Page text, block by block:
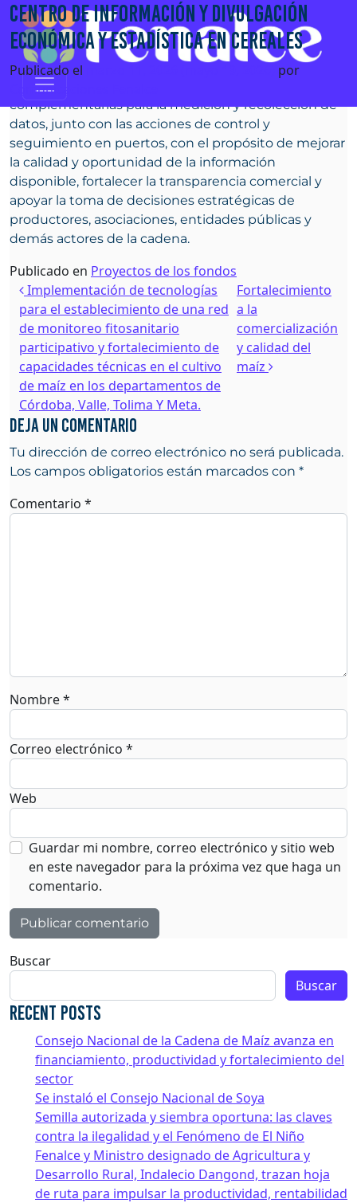
Saltar al contenido
Navegación principal
Centro de información y divulgación
económica y estadística en cereales
Publicado el
por
Comunicaciones Fenalce
Proporcionar, analizar y divulgar información
económica, estadística y aduanera del subsector de
cereales, mediante la articulación de análisis de
mercado y el uso de metodologías y herramientas
complementarias para la medición y recolección de
datos, junto con las acciones de control y
seguimiento en puertos, con el propósito de mejorar
la calidad y oportunidad de la información
disponible, fortalecer la transparencia comercial y
apoyar la toma de decisiones estratégicas de
productores, asociaciones, entidades públicas y
demás actores de la cadena.
Publicado en Proyectos de los fondos
Navegación de entradas
Implementación de tecnologías
para el establecimiento de una red
de monitoreo fitosanitario
participativo y fortalecimiento de
capacidades técnicas en el cultivo
de maíz en los departamentos de
Córdoba, Valle, Tolima Y Meta.
Fortalecimiento
a la
comercialización
y calidad del
maíz
Deja un comentario
Tu dirección de correo electrónico no será publicada.
Los campos obligatorios están marcados con *
Comentario *
Nombre*
Correo electrónico *
Web
Guardar mi nombre, correo electrónico y sitio web
en este navegador para la próxima vez que haga un
comentario.
Buscar
Buscar
Recent Posts
Consejo Nacional de la Cadena de Maíz avanza en
financiamiento, productividad y fortalecimiento del
sector
Se instaló el Consejo Nacional de Soya
Semilla autorizada y siembra oportuna: las claves
contra la ilegalidad y el Fenómeno de El Niño
Fenalce y Ministro designado de Agricultura y
Desarrollo Rural, Indalecio Dangond, trazan hoja
de ruta para impulsar la productividad, rentabilidad